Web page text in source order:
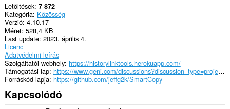
Letöltések 7 872
Kategória Közösség
Verzió 4.10.17
Méret 528,4 KB
Last update 2023. április 4.
Licenc
Adatvédelmi leírás
Szolgáltatói webhely https://historylinktools.herokuapp.com/
Támogatási lap
https://www.geni.com/discussions?discussion_type=project-18783
Forráskód lapja https://github.com/jeffg2k/SmartCopy
Kapcsolódó